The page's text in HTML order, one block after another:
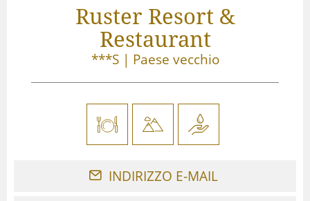
Ruster Resort &
Restaurant
***S| Paese vecchio
INDIRIZZO E-MAIL